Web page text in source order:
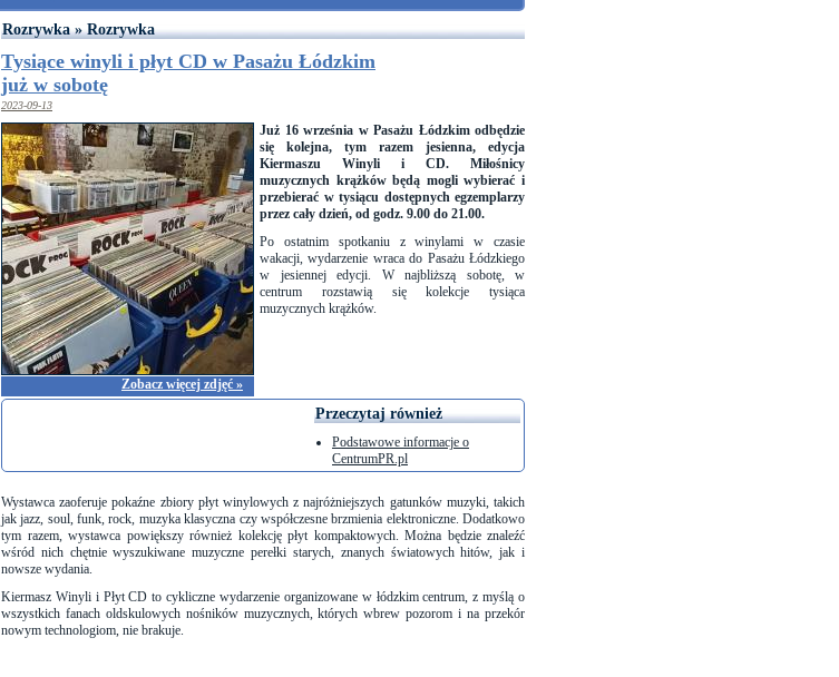
Rozrywka » Rozrywka
Tysiące winyli i płyt CD w Pasażu Łódzkim
już w sobotę
2023-09-13
Zobacz więcej zdjęć »
Już 16 września w Pasażu Łódzkim odbędzie
się kolejna, tym razem jesienna, edycja
Kiermaszu Winyli i CD. Miłośnicy
muzycznych krążków będą mogli wybierać i
przebierać w tysiącu dostępnych egzemplarzy
przez cały dzień, od godz. 9.00 do 21.00.
Po ostatnim spotkaniu z winylami w czasie
wakacji, wydarzenie wraca do Pasażu Łódzkiego
w jesiennej edycji. W najbliższą sobotę, w
centrum rozstawią się kolekcje tysiąca
muzycznych krążków.
Przeczytaj również
Podstawowe informacje o
CentrumPR.pl
Wystawca zaoferuje pokaźne zbiory płyt winylowych z najróżniejszych gatunków muzyki, takich
jak jazz, soul, funk, rock, muzyka klasyczna czy współczesne brzmienia elektroniczne. Dodatkowo
tym razem, wystawca powiększy również kolekcję płyt kompaktowych. Można będzie znaleźć
wśród nich chętnie wyszukiwane muzyczne perełki starych, znanych światowych hitów, jak i
nowsze wydania.
Kiermasz Winyli i Płyt CD to cykliczne wydarzenie organizowane w łódzkim centrum, z myślą o
wszystkich fanach oldskulowych nośników muzycznych, których wbrew pozorom i na przekór
nowym technologiom, nie brakuje.